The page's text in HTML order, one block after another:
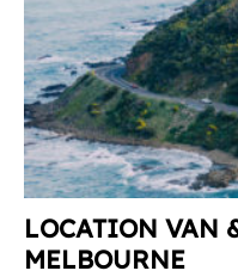
LOCATION VAN
MELBOURNE